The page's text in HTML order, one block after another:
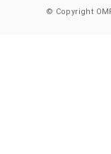
© Copyright